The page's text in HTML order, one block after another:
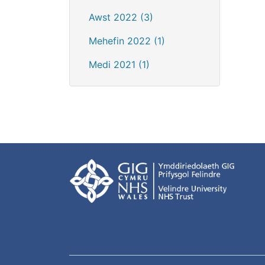
Awst 2022 (3)
Mehefin 2022 (1)
Medi 2021 (1)